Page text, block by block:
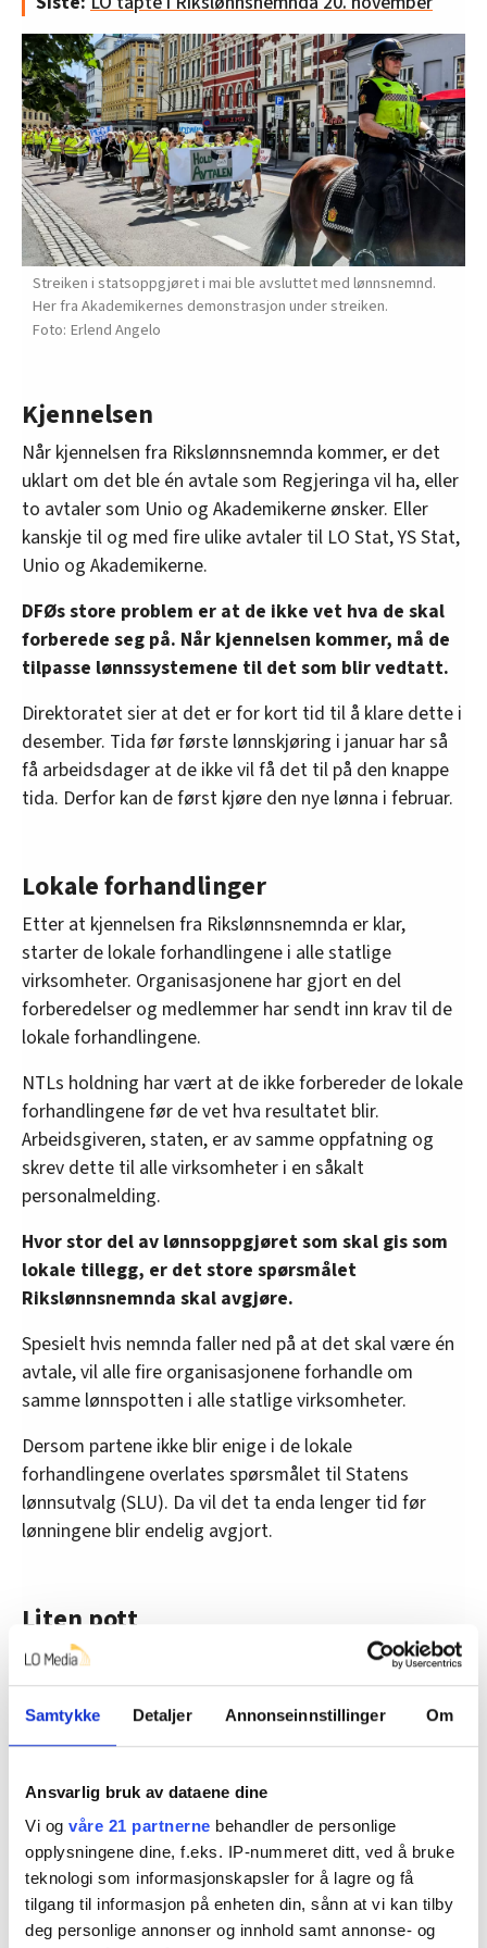
Samtykke Detaljer Annonseinnstillinger Om
Ansvarlig bruk av dataene dine
Vi og våre 21 partnerne behandler de personlige
opplysningene dine, f.eks. IP-nummeret ditt, ved å bruke
teknologi som informasjonskapsler for å lagre og få
tilgang til informasjon på enheten din, sånn at vi kan tilby
deg personlige annonser og innhold samt annonse- og
Streiken i statsoppgjøret i mai ble avsluttet med lønnsnemnd.
Her fra Akademikernes demonstrasjon under streiken.
Erlend Angelo
Kjennelsen
Når kjennelsen fra Rikslønnsnemnda kommer, er det
uklart om det ble én avtale som Regjeringa vil ha, eller
to avtaler som Unio og Akademikerne ønsker. Eller
kanskje til og med fire ulike avtaler til LO Stat, YS Stat,
Unio og Akademikerne.
DFØs store problem er at de ikke vet hva de skal
forberede seg på. Når kjennelsen kommer, må de
tilpasse lønnssystemene til det som blir vedtatt.
Direktoratet sier at det er for kort tid til å klare dette i
desember. Tida før første lønnskjøring i januar har så
få arbeidsdager at de ikke vil få det til på den knappe
tida. Derfor kan de først kjøre den nye lønna i februar.
Lokale forhandlinger
Etter at kjennelsen fra Rikslønnsnemnda er klar,
starter de lokale forhandlingene i alle statlige
virksomheter. Organisasjonene har gjort en del
forberedelser og medlemmer har sendt inn krav til de
lokale forhandlingene.
NTLs holdning har vært at de ikke forbereder de lokale
forhandlingene før de vet hva resultatet blir.
Arbeidsgiveren, staten, er av samme oppfatning og
skrev dette til alle virksomheter i en såkalt
personalmelding.
Hvor stor del av lønnsoppgjøret som skal gis som
lokale tillegg, er det store spørsmålet
Rikslønnsnemnda skal avgjøre.
Spesielt hvis nemnda faller ned på at det skal være én
avtale, vil alle fire organisasjonene forhandle om
samme lønnspotten i alle statlige virksomheter.
Dersom partene ikke blir enige i de lokale
forhandlingene overlates spørsmålet til Statens
lønnsutvalg (SLU). Da vil det ta enda lenger tid før
lønningene blir endelig avgjort.
Liten pott
De som husker tilbake til mars i fjor da tallene for
lønnsveksten i 2023 ble lagt fram. Da viste tallene at
statsansatte hadde hatt en lønnsvekst som lå langt
over de andre.
Mye av dette var lokale lønnstillegg som var gitt
seint i året. Det innebar at en del av lønnsveksten
i 2024 allerede var avtalt i 2023. Sagt på en annen
måte; det var stort overheng.
Det betydde at når forhandlerne satte seg til bordet